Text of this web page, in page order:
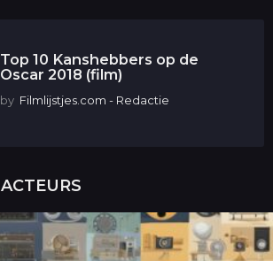
Top 10 Kanshebbers op de
Oscar 2018 (film)
by Filmlijstjes.com - Redactie
ACTEURS